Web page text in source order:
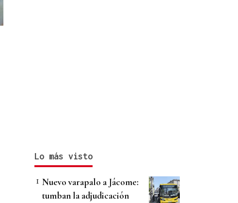
Lo más visto
Nuevo varapalo a Jácome:
tumban la adjudicación